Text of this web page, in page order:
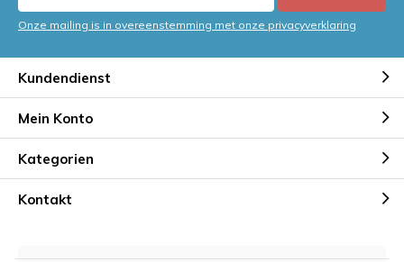
Onze mailing is in overeenstemming met onze privacyverklaring
Kundendienst
Mein Konto
Kategorien
Kontakt